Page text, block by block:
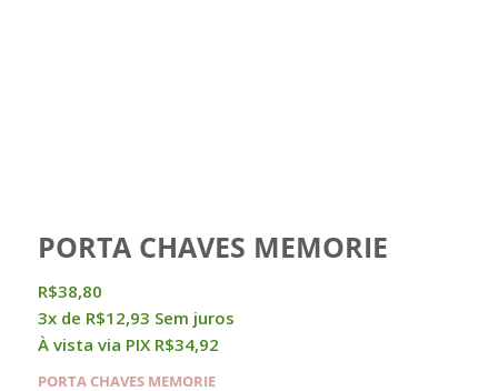
PORTA CHAVES MEMORIE
R$38,80
3x de R$12,93 Sem juros
À vista via PIX R$34,92
PORTA CHAVES MEMORIE